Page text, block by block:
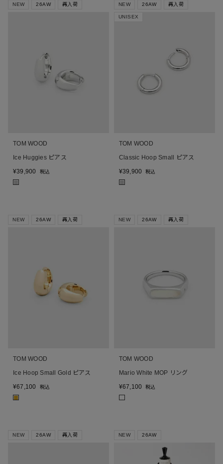
NEW 26AW 再入荷
TOM WOOD
Ice Huggies ピアス
¥39,900 税込
■
NEW 26AW 再入荷
UNISEX
TOM WOOD
Classic Hoop Small ピアス
¥39,900 税込
■
NEW 26AW 再入荷
TOM WOOD
Ice Hoop Small Gold ピアス
¥67,100 税込
NEW 26AW 再入荷
TOM WOOD
Mario White MOP リング
¥67,100 税込
NEW 26AW 再入荷 NEW 26AW